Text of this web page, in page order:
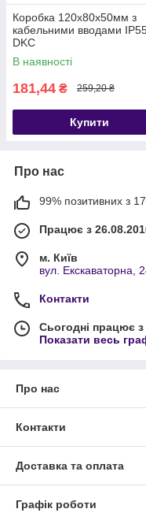
Коробка 120х80х50мм з
кабельними вводами
DKC
В наявності
181,44 ₴ 259,20 ₴
Купити
Про нас
99% позитивних з
Працює з
м. Київ
вул. Екскаваторна,
Контакти
Сьогодні працює
Показати весь
Про нас
Контакти
Доставка та оплата
Графік роботи